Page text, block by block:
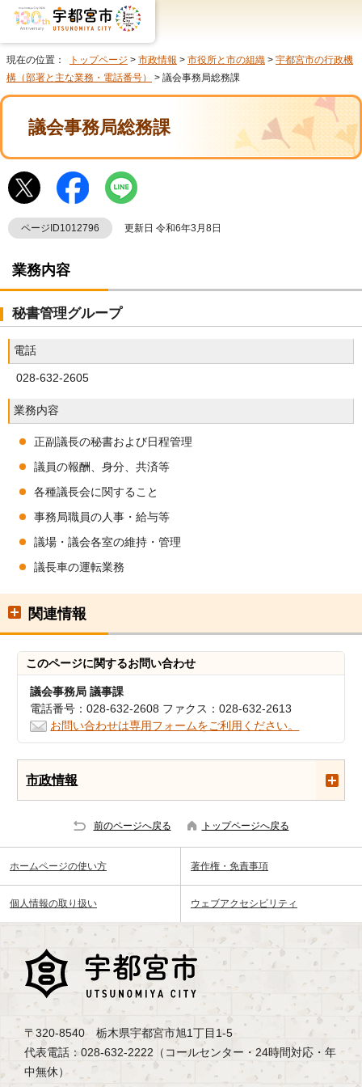
現在の位置： トップページ > 市政情報 > 市役所と市の組織 > 宇都宮市の行政機
構（部署と主な業務・電話番号）
> 議会事務局総務課
議会事務局総務課
ページID1012796 更新日 令和6年3月8日
業務内容
秘書管理グループ
電話
028-632-2605
業務内容
正副議長の秘書および日程管理
議員の報酬、身分、共済等
各種議長会に関すること
事務局職員の人事・給与等
議場・議会各室の維持・管理
議長車の運転業務
関連情報
このページに関するお問い合わせ
議会事務局 議事課
電話番号：028-632-2608 ファクス：028-632-2613
お問い合わせは専用フォームをご利用ください。
市政情報
前のページへ戻る トップページへ戻る
ホームページの使い方 著作権・免責事項
個人情報の取り扱い ウェブアクセシビリティ
〒320-8540 栃木県宇都宮市旭1丁目1-5
代表電話：028-632-2222（コールセンター・24時間対応・年
中無休）